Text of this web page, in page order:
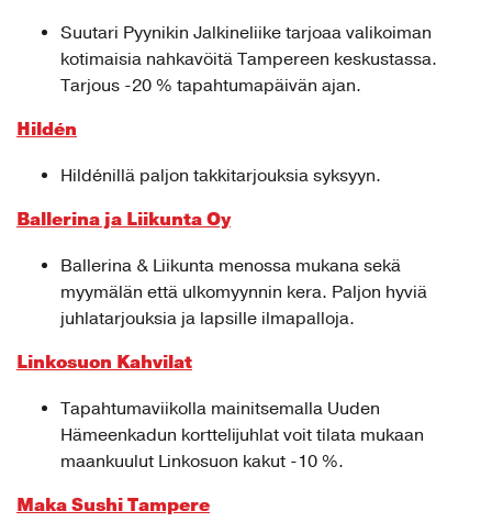
Suutari Pyynikin Jalkineliike tarjoaa valikoiman
kotimaisia nahkavöitä Tampereen keskustassa.
Tarjous -20 % tapahtumapäivän ajan.
Hildén
Hildénillä paljon takkitarjouksia syksyyn.
Ballerina ja Liikunta Oy
Ballerina & Liikunta menossa mukana sekä
myymälän että ulkomyynnin kera. Paljon hyviä
juhlatarjouksia ja lapsille ilmapalloja.
Linkosuon Kahvilat
Tapahtumaviikolla mainitsemalla Uuden
Hämeenkadun korttelijuhlat voit tilata mukaan
maankuulut Linkosuon kakut -10 %.
Maka Sushi Tampere